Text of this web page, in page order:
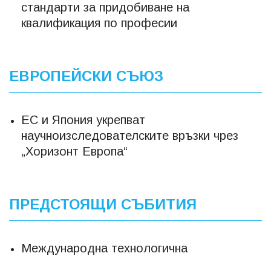
стандарти за придобиване на
квалификация по професии
ЕВРОПЕЙСКИ СЪЮЗ
ЕС и Япония укрепват
научноизследователските връзки чрез
„Хоризонт Европа“
ПРЕДСТОЯЩИ СЪБИТИЯ
Международна технологична